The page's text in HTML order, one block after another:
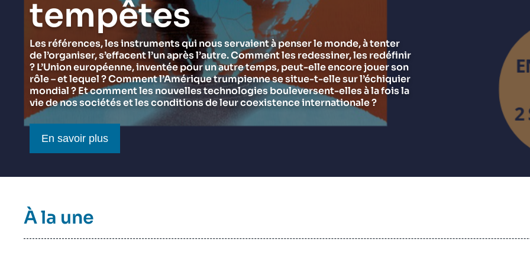
Think tank : notre définition
Partenariats et réseaux
Nous soutenir en tant que professionnel
Chercheurs
Ramses
Politique étrangère
Podcast
Proche-Orient
Intelligence artificielle
Guerre en Ukraine
OTAN
Asie et Indo-Pacifique
Europe
Russie - Eurasie
Afrique du Nord et Moyen-Orient
du Ramses 2027
Jeudi 17 septembre 2026 17:30
tempêtes
Les références, les instruments qui nous servaient à penser le monde, à tenter
de l’organiser, s’effacent l’un après l’autre. Comment les redessiner, les redéfinir
? L’Union européenne, inventée pour un autre temps, peut-elle encore jouer son
rôle – et lequel ? Comment l’Amérique trumpienne se situe-t-elle sur l’échiquier
mondial ? Et comment les nouvelles technologies bouleversent-elles à la fois la
vie de nos sociétés et les conditions de leur coexistence internationale ?
Bouton CTA
En savoir plus
Titre
bloc
À la une